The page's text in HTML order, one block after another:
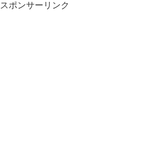
スポンサーリンク